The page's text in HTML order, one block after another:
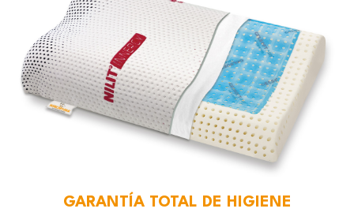
GARANTÍA TOTAL DE HIGIENE